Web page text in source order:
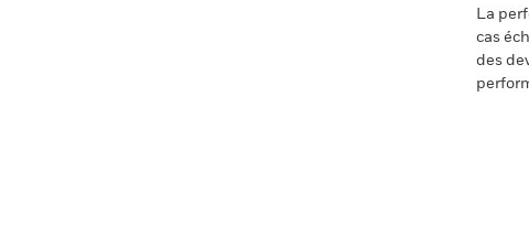
La
cas
des